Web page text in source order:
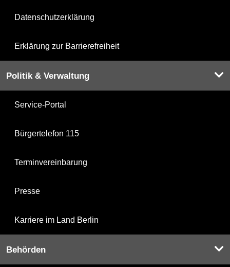
Datenschutzerklärung
Erklärung zur Barrierefreiheit
Politik & Verwaltung
Service-Portal
Bürgertelefon 115
Terminvereinbarung
Presse
Karriere im Land Berlin
Behörden